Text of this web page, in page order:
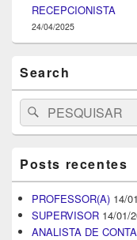
RECEPCIONISTA
24/04/2025
Search
Search
for:
Pesquisar
Posts recentes
PROFESSOR(A) 14/
SUPERVISOR 14/01/
ANALISTA DE